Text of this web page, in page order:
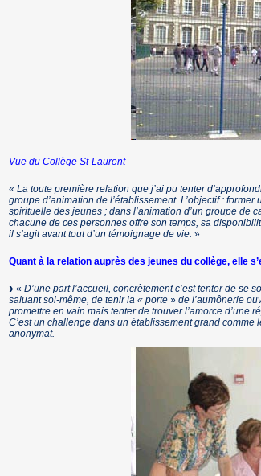
Vue du Collège St-Laurent
« La toute première relation que j’ai pu tenter
groupe d’animation de l’établissement. L’objectif :
spirituelle des jeunes ; dans l’animation d’un groupe de
chacune de ces personnes offre son temps, sa
il s’agit avant tout d’un témoignage de vie. »
Quant à la relation auprès des jeunes du collège, elle
« D’une part l’accueil, concrètement c’est tenter de se
saluant soi-même, de tenir la « porte » de l’aumônerie
promettre en vain mais tenter de trouver l’amorce
C’est un challenge dans un établissement grand
anonymat.